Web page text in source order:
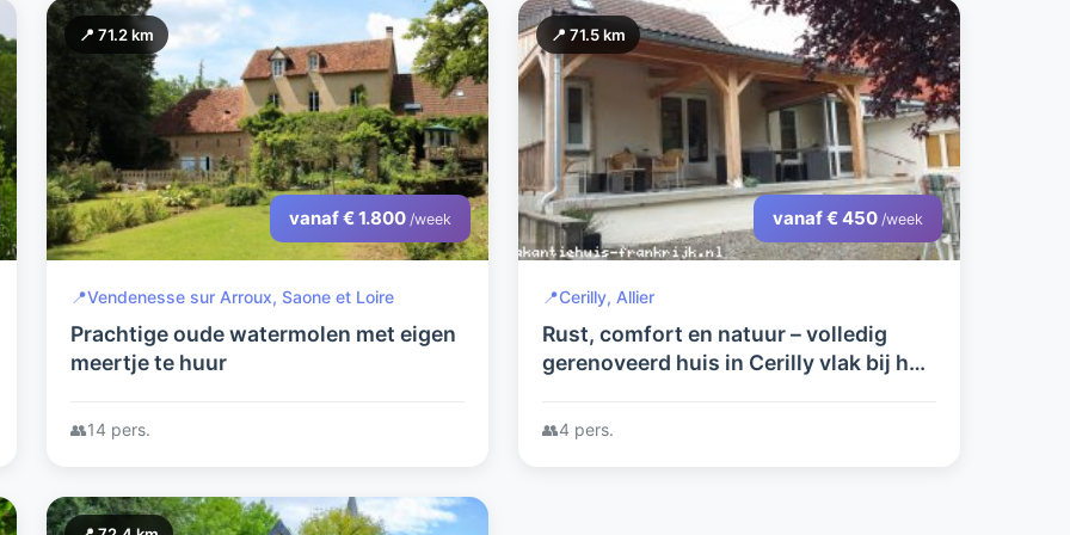
📍 71.2 km
vanaf € 1.800 /week
📍Vendenesse sur Arroux, Saone et Loire
Prachtige oude watermolen met eigen
meertje te huur
👥14 pers.
📍 71.5 km
vanaf € 450 /week
📍Cerilly, Allier
Rust, comfort en natuur – volledig
gerenoveerd huis in Cerilly vlak bij het
👥4 pers.